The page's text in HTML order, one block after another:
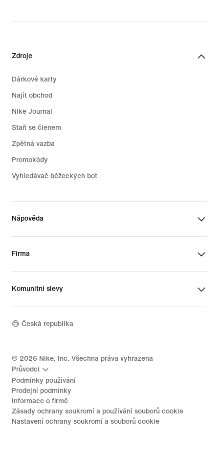
Zdroje
Dárkové karty
Najít obchod
Nike Journal
Staň se členem
Zpětná vazba
Promokódy
Vyhledávač běžeckých bot
Nápověda
Firma
Komunitní slevy
Česká republika
© 2026 Nike, Inc. Všechna práva vyhrazena
Průvodci
Podmínky používání
Prodejní podmínky
Informace o firmě
Zásady ochrany soukromí a používání souborů cookie
Nastavení ochrany soukromí a souborů cookie